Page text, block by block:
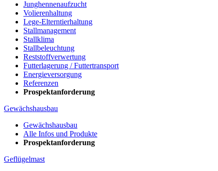
Junghennenaufzucht
Volierenhaltung
Lege-Elterntierhaltung
Stallmanagement
Stallklima
Stallbeleuchtung
Reststoffverwertung
Futterlagerung / Futtertransport
Energieversorgung
Referenzen
Prospektanforderung
Gewächshausbau
Gewächshausbau
Alle Infos und Produkte
Prospektanforderung
Geflügelmast